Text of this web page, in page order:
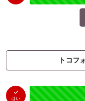
トコフ
はい
はい
（0件）
未投票